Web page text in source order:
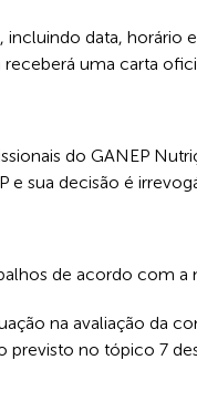
data,
uma carta
do GANEP
e sua decisão é
de acordo com
na avaliação da
no tópico 7